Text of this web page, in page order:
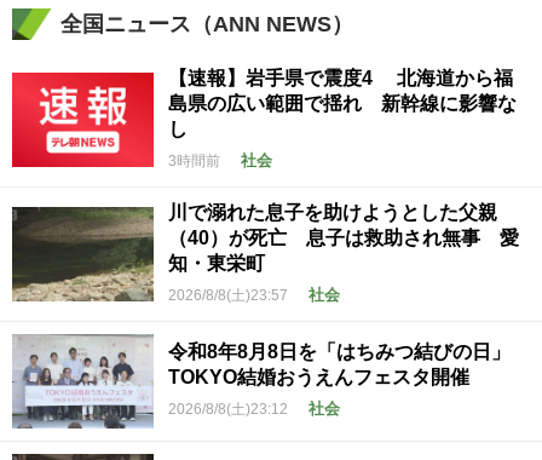
全国ニュース（ANN NEWS）
【速報】岩手県で震度4 北海道から福
島県の広い範囲で揺れ 新幹線に影響な
し
3時間前 社会
川で溺れた息子を助けようとした父親
（40）が死亡 息子は救助され無事 愛
知・東栄町
2026/8/8(土)23:57 社会
令和8年8月8日を「はちみつ結びの日」
TOKYO結婚おうえんフェスタ開催
2026/8/8(土)23:12 社会